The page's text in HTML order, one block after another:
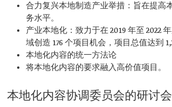
合力复兴本地制造产业举措：旨在提高
务水平。
产业本地化：致力于在 2019 年至 2022
域创造 176 个项目机会，项目总值达到
本地化内容的统一方法论
将本地化内容的要求融入高价值项目。
本地化内容协调委员会的研讨会